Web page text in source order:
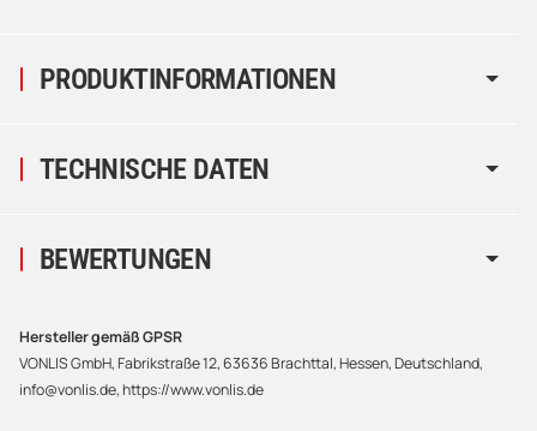
PRODUKTINFORMATIONEN
TECHNISCHE DATEN
BEWERTUNGEN
Hersteller gemäß GPSR
VONLIS GmbH, Fabrikstraße 12, 63636 Brachttal, Hessen, Deutschland,
info@vonlis.de, https://www.vonlis.de